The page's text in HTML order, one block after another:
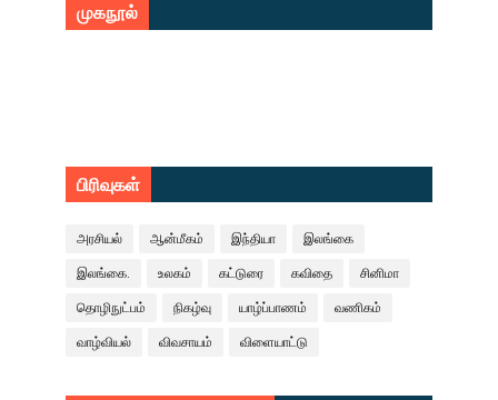
முகநூல்
பிரிவுகள்
அரசியல் ஆன்மீகம் இந்தியா இலங்கை
இலங்கை. உலகம் கட்டுரை கவிதை சினிமா
தொழிநுட்பம் நிகழ்வு யாழ்ப்பாணம் வணிகம்
வாழ்வியல் விவசாயம் விளையாட்டு